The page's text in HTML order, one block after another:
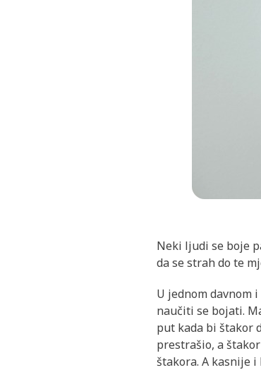
Neki ljudi se boje
da se strah do te
U jednom davnom
naučiti se bojati.
put kada bi štakor
prestrašio, a
štakora. A kasnije i